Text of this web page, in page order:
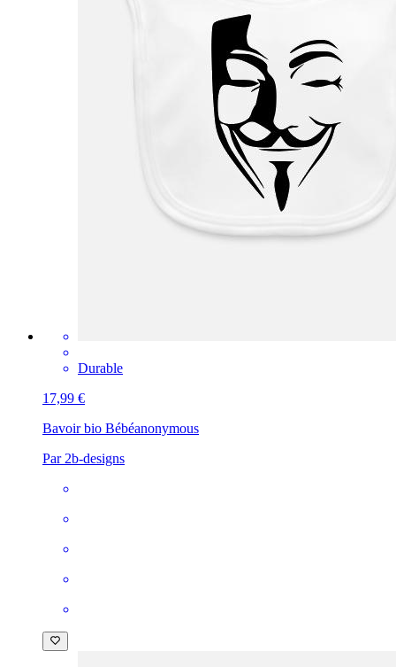
Durable
17,99 €
Bavoir bio Bébéanonymous
Par 2b-designs